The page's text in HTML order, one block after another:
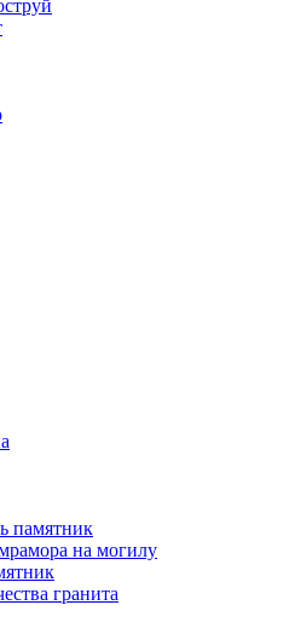
памятник
на могилу
гранита